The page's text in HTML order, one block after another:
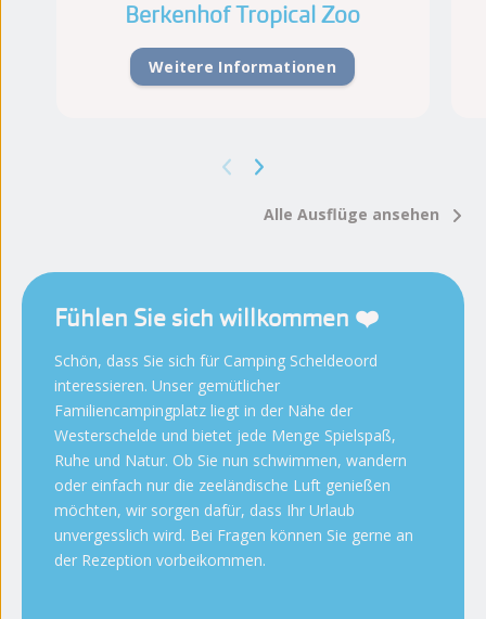
Berkenhof Tropical Zoo
Weitere Informationen
Alle Ausflüge ansehen
Fühlen Sie sich willkommen ❤️
Schön, dass Sie sich für Camping Scheldeoord
interessieren. Unser gemütlicher
Familiencampingplatz liegt in der Nähe der
Westerschelde und bietet jede Menge Spielspaß,
Ruhe und Natur. Ob Sie nun schwimmen, wandern
oder einfach nur die zeeländische Luft genießen
möchten, wir sorgen dafür, dass Ihr Urlaub
unvergesslich wird. Bei Fragen können Sie gerne an
der Rezeption vorbeikommen.